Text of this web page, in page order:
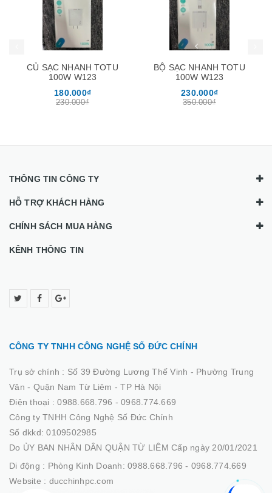
CỦ SẠC NHANH TOTU
100W W123
180.000₫
230.000₫
BỘ SẠC NHANH TOTU
100W W123
230.000₫
350.000₫
THÔNG TIN CÔNG TY
HỖ TRỢ KHÁCH HÀNG
CHÍNH SÁCH MUA HÀNG
KÊNH THÔNG TIN
CÔNG TY TNHH CÔNG NGHỆ SỐ ĐỨC CHÍNH
Trụ sở chính : Số 39 Đường Lương Thế Vinh - Phường Trung
Văn - Quận Nam Từ Liêm - TP Hà Nội
Điện thoại :0988.668.796 - 0968.774.669
Công ty TNHH Công Nghệ Số Đức Chính
Số dkkd: 0109502985
Do ỦY BAN NHÂN DÂN QUẬN TỪ LIÊM Cấp ngày 20/01/2021
Di động : Phòng Kinh Doanh: 0988.668.796 - 0968.774.669
Website : ducchinhpc.com